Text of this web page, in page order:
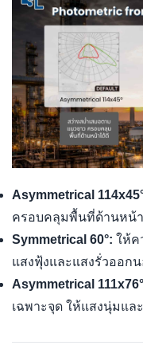
Asymmetrical
ครอบคลุมพื้นที่ด้านหน้
Symmetrical 60°: ให้ค
แสงฟุ้งและแสงรั่วออก
Asymmetrical
เฉพาะจุด ให้แสงนุ่มแล